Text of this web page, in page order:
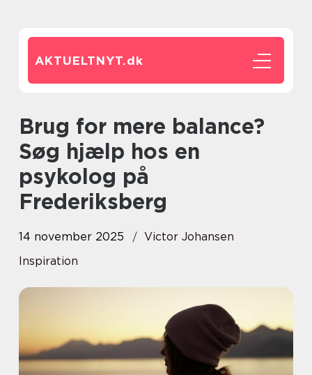
AKTUELTNYT.dk
Brug for mere balance?
Søg hjælp hos en
psykolog på
Frederiksberg
14 november 2025
Victor Johansen
Inspiration